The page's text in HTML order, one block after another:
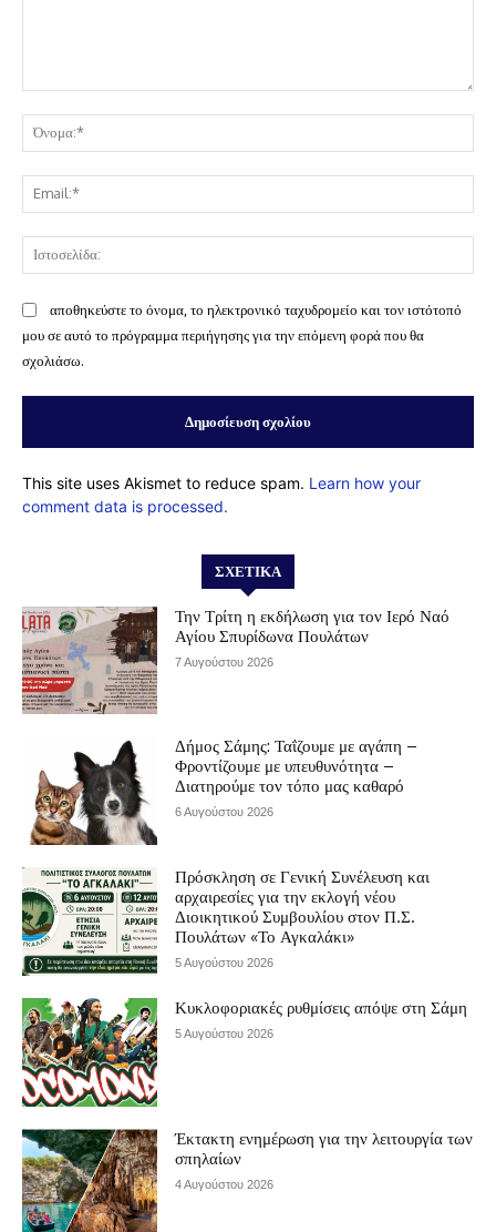
αποθηκεύστε το όνομα, το ηλεκτρονικό ταχυδρομείο και τον ιστότοπό
μου σε αυτό το πρόγραμμα περιήγησης για την επόμενη φορά που θα
σχολιάσω.
This site uses Akismet to reduce spam. Learn how your
comment data is processed.
ΣΧΕΤΙΚΆ
Την Τρίτη η εκδήλωση για τον Ιερό Ναό
Αγίου Σπυρίδωνα Πουλάτων
7 Αυγούστου 2026
Δήμος Σάμης: Ταΐζουμε με αγάπη –
Φροντίζουμε με υπευθυνότητα –
Διατηρούμε τον τόπο μας καθαρό
6 Αυγούστου 2026
Πρόσκληση σε Γενική Συνέλευση και
αρχαιρεσίες για την εκλογή νέου
Διοικητικού Συμβουλίου στον Π.Σ.
Πουλάτων «Το Αγκαλάκι»
5 Αυγούστου 2026
Κυκλοφοριακές ρυθμίσεις απόψε στη Σάμη
5 Αυγούστου 2026
Έκτακτη ενημέρωση για την λειτουργία των
σπηλαίων
4 Αυγούστου 2026